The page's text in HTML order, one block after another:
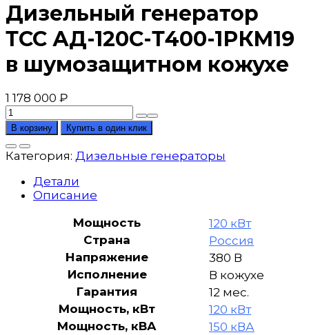
Дизельный генератор
ТСС АД-120С-Т400-1РКМ19
в шумозащитном кожухе
1 178 000 ₽
Количество
товара
Дизельный
генератор
АД-120С-
Т400-
шумозащитном
В корзину Купить в один клик
Категория: Дизельные генераторы
Детали
Описание
Мощность
120 кВт
Страна
Россия
Напряжение
380 В
Исполнение
В кожухе
Гарантия
12 мес.
Мощность, кВт
120 кВт
Мощность, кВА
150 кВА